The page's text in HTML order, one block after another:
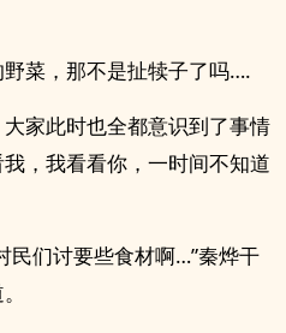
菜，那不是扯犊子了吗….
家此时也全都意识到了事情
，我看看你，一时间不知道
民们讨要些食材啊…”秦烨干